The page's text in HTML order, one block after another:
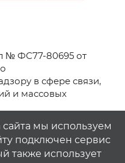
№ ФС77-80695 от
в сфере связи,
и массовых
(2021-2025)
сайта возможно
на1rostov.tv
мы используем
подключен сервис
также использует